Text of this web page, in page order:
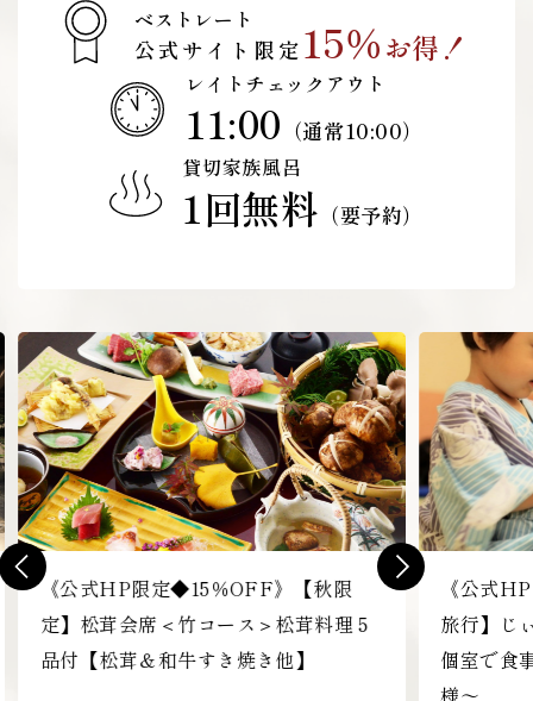
ベストレート
公式サイト限定 15％お得！
レイトチェックアウト
11:00 （通常10:00）
貸切家族風呂
1回無料 （要予約）
《公式HP限定◆15％OFF》【３世代
旅行】じぃじ・ばぁばと温泉♪仲良く
個室で食事＆小学生も幼児料金！６名
《公式
季節ごと
「中松屋
前
次